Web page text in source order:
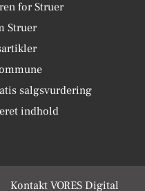
for Struer
Struer
salgsvurdering
indhold
Kontakt VORES Digital